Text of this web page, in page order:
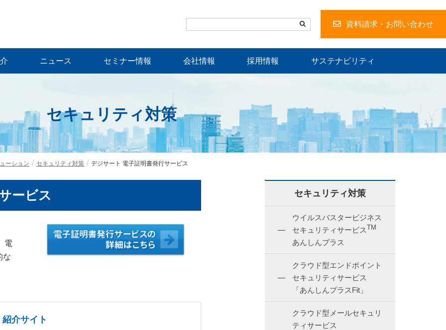
資料請求・お問い合わせ
ニュース セミナー情報 会社情報 採用情報 サステナビリティ
セキュリティ対策
ーション セキュリティ対策 デジサート 電子証明書発行サービス
ービス
電
な
紹介サイト
セキュリティ対策
ウイルスバスタービジネス
セキュリティサービスTM
あんしんプラス
クラウド型エンドポイント
セキュリティサービス
「あんしんプラスFit」
クラウド型メールセキュリ
ティサービス